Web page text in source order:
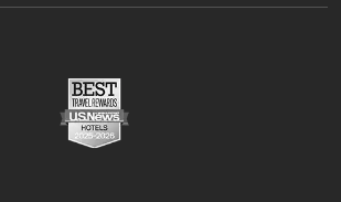
AmericInn by Wyndham